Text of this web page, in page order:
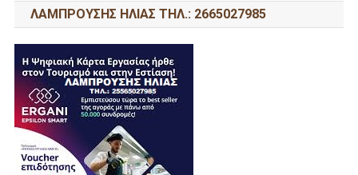
ΛΑΜΠΡΟΥΣΗΣ ΗΛΙΑΣ ΤΗΛ.: 2665027985